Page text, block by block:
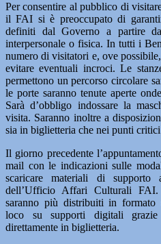
Per consentire al pubblico di
il FAI si è preoccupato di
definiti dal Governo a partire
interpersonale o fisica. In tutti i
numero di visitatori e, ove
evitare eventuali incroci. Le
permettono un percorso circolare
le porte saranno tenute aperte
Sarà d’obbligo indossare la
visita. Saranno inoltre a
sia in biglietteria che nei punti
Il giorno precedente
mail con le indicazioni sulle
scaricare materiali di
dell’Ufficio Affari Culturali
saranno più distribuiti in formato
loco su supporti digitali
direttamente in biglietteria.